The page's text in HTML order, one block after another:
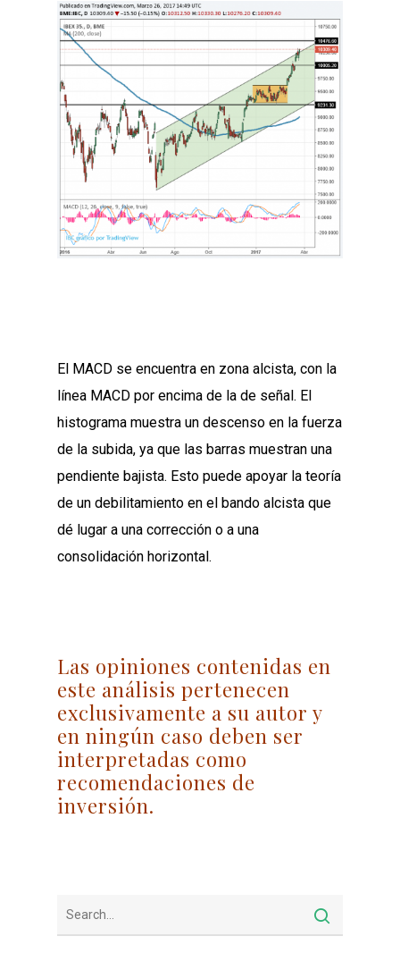
El MACD se encuentra en zona alcista, con la
línea MACD por encima de la de señal. El
histograma muestra un descenso en la fuerza
de la subida, ya que las barras muestran una
pendiente bajista. Esto puede apoyar la teoría
de un debilitamiento en el bando alcista que
dé lugar a una corrección o a una
consolidación horizontal.
Las opiniones contenidas en
este análisis pertenecen
exclusivamente a su autor y
en ningún caso deben ser
interpretadas como
recomendaciones de
inversión.